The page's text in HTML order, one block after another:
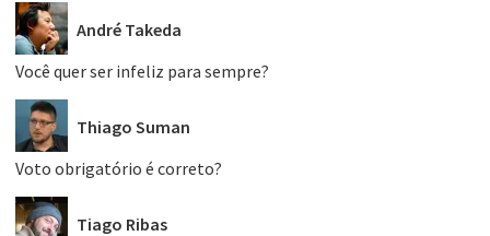
André Takeda
Você quer ser infeliz para sempre?
Thiago Suman
Voto obrigatório é correto?
Tiago Ribas